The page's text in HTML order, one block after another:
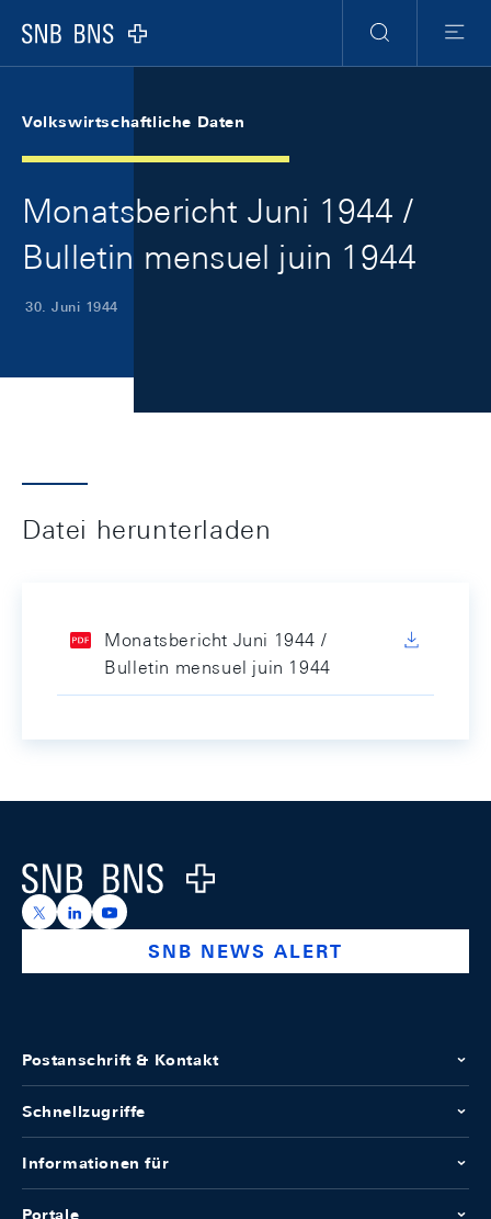
Logo
Suche
Menu
Volkswirtschaftliche Daten
Monatsbericht Juni 1944 /
Bulletin mensuel juin 1944
30. Juni 1944
Datei herunterladen
Monatsbericht Juni 1944 /
Bulletin mensuel juin 1944
Logo
https://x.com/snb_bns
https://ch.linkedin.com/company/swiss-national-
https://www.youtube.com/@swissnationalbank
SNB NEWS ALERT
Postanschrift & Kontakt
Schnellzugriffe
Informationen für
Portale